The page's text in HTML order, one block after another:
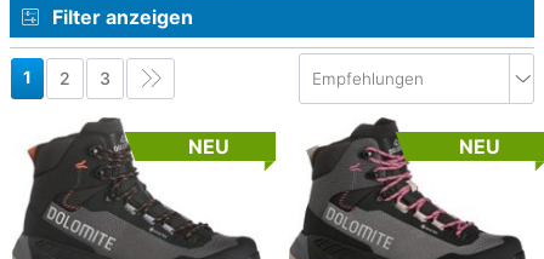
Filter anzeigen
1 2 3
NEU NEU